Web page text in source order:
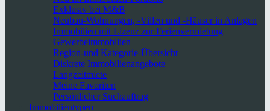
Exklusiv bei M&B
Neubau-Wohnungen, -Villen und -Häuser in Anlagen
Immobilien mit Lizenz zur Ferienvermietung
Gewerbeimmobilien
Region-und Kategorie-Übersicht
Diskrete Immobilienangebote
Langzeitmiete
Meine Favoriten
Persönlicher Suchauftrag
Immobilientypen